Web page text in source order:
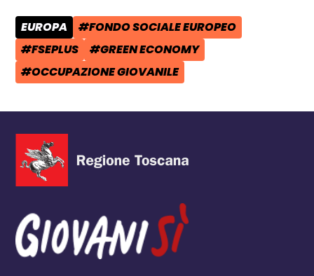
CATEGORIA POST:
EUROPA TAG:
#FONDO SOCIALE EUROPEO
TAG:
#FSEPLUS TAG:
#GREEN ECONOMY
TAG:
#OCCUPAZIONE GIOVANILE